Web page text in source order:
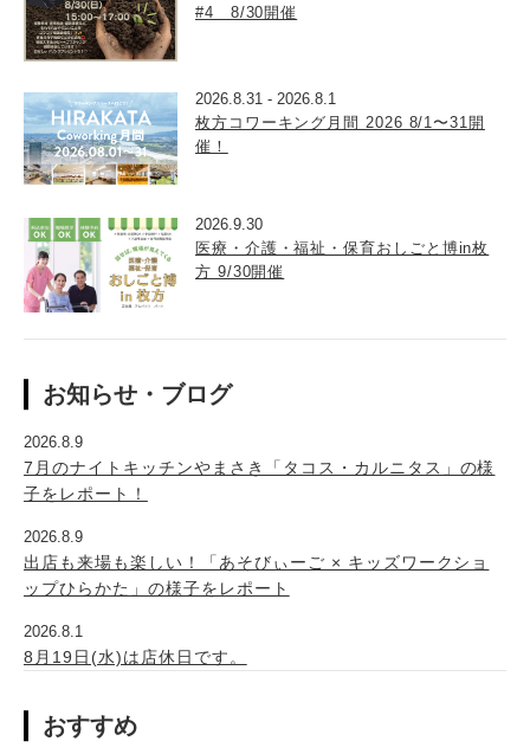
#4 8/30開催
2026.8.31 - 2026.8.1
枚方コワーキング月間 2026 8/1〜31開
催！
2026.9.30
医療・介護・福祉・保育おしごと博in枚
方 9/30開催
お知らせ・ブログ
2026.8.9
7月のナイトキッチンやまさき「タコス・カルニタス」の様
子をレポート！
2026.8.9
出店も来場も楽しい！「あそびぃーご × キッズワークショ
ップひらかた」の様子をレポート
2026.8.1
8月19日(水)は店休日です。
おすすめ